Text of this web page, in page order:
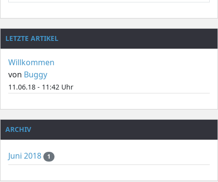
LETZTE ARTIKEL
Willkommen
von Buggy
11.06.18 - 11:42 Uhr
ARCHIV
Juni 2018 1